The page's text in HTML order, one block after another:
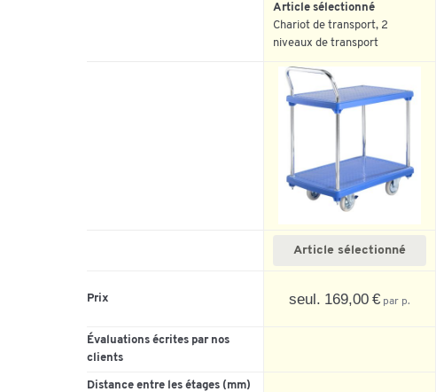
Article sélectionné
Chariot de transport, 2
niveaux de transport
Article sélectionné
Prix seul. 169,00 € par p.
Évaluations écrites par nos
clients
Distance entre les étages (mm)